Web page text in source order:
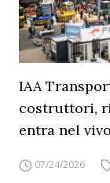
IAA
costruttori,
entra nel vivo
07/24/2026